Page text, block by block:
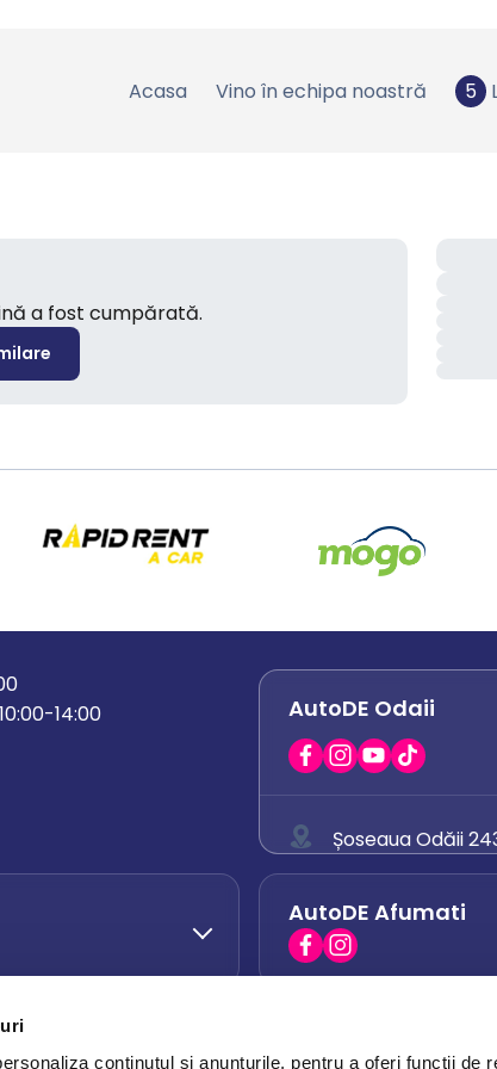
conținutul și anunțurile, pentru a oferi funcții de
Acasa Vino în echipa noastră 5
a fost cumpărată.
14:00
AutoDE Odaii
Șoseaua Odăii
0742 444 194
AutoDE Afumati